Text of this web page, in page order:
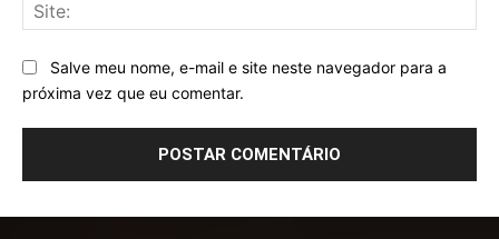
Salve meu nome, e-mail e site neste navegador para a
próxima vez que eu comentar.